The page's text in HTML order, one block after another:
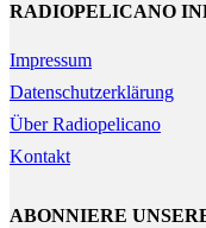
RADIOPELICANO
Impressum
Datenschutzerklärung
Über Radiopelicano
Kontakt
ABONNIERE